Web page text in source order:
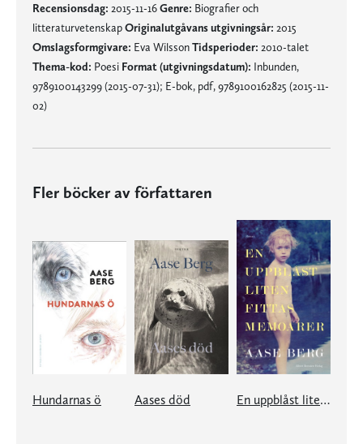
Recensionsdag: 2015-11-16Genre: Biografier och
litteraturvetenskapOriginalutgåvans utgivningsår: 2015
Omslagsformgivare: Eva WilssonTidsperioder: 2010-talet
Thema-kod: Poesi Format (utgivningsdatum): Inbunden,
9789100143299 (2015-07-31); E-bok, pdf, 9789100162825 (2015-11-
02)
Fler böcker av författaren
Hundarnas ö Aases död En uppblåst liten fittas memoarer